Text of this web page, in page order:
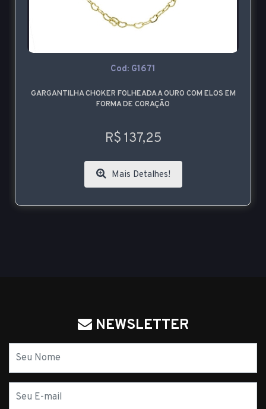
Cod: G1671
GARGANTILHA CHOKER FOLHEADA A OURO COM ELOS EM
FORMA DE CORAÇÃO
R$ 137,25
Mais Detalhes!
NEWSLETTER
mail